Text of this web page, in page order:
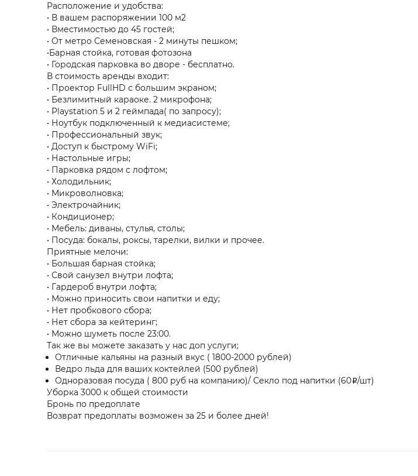
Расположение и удобства:
• В вашем распоряжении 100 м2
• Вместимостью до 45 гостей;
• От метро Семеновская - 2 минуты пешком;
•Барная стойка, готовая фотозона
• Городская парковка во дворе - бесплатно.
В стоимость аренды входит:
• Проектор FullHD с большим экраном;
• Безлимитный караоке. 2 микрофона;
• Playstation 5 и 2 геймпада( по запросу);
• Ноутбук подключенный к медиасистеме;
• Профессиональный звук;
• Доступ к быстрому WiFi;
• Настольные игры;
• Парковка рядом с лофтом;
• Холодильник;
• Микроволновка;
• Электрочайник;
• Кондиционер;
• Мебель: диваны, стулья, столы;
• Посуда: бокалы, роксы, тарелки, вилки и прочее.
Приятные мелочи:
• Большая барная стойка;
• Свой санузел внутри лофта;
• Гардероб внутри лофта;
• Можно приносить свои напитки и еду;
• Нет пробкового сбора;
• Нет сбора за кейтеринг;
• Можно шуметь после 23:00.
Так же вы можете заказать у нас доп услуги;
Отличные кальяны на разный вкус ( 1800-2000 рублей)
Ведро льда для ваших коктейлей (500 рублей)
Одноразовая посуда ( 800 руб на компанию)/ Секло под напитки (60₽/шт)
Уборка 3000 к общей стоимости
Бронь по предоплате
Возврат предоплаты возможен за 25 и более дней!